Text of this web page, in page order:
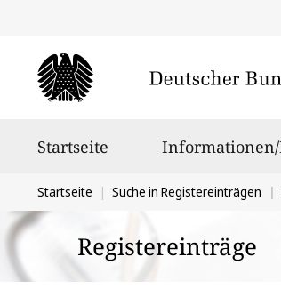
Startseite
Sie
befinden
sich
hier:
Startseite Suche in Registereinträgen
Registereinträge